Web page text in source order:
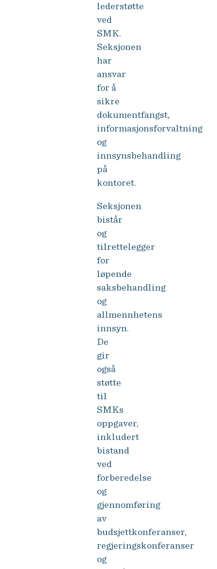
lederstøtte
ved
SMK.
Seksjonen
har
ansvar
for å
sikre
dokumentfangst,
informasjonsforvaltning
og
innsynsbehandling
på
kontoret.
Seksjonen
bistår
og
tilrettelegger
for
løpende
saksbehandling
og
allmennhetens
innsyn.
De
gir
også
støtte
til
SMKs
oppgaver,
inkludert
bistand
ved
forberedelse
og
gjennomføring
av
budsjettkonferanser,
regjeringskonferanser
og